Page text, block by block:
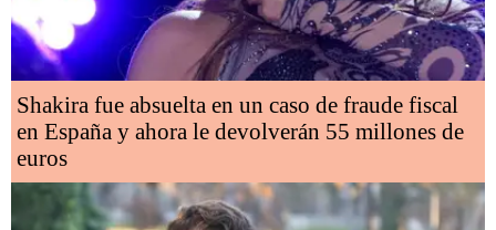
Shakira fue absuelta en un caso de fraude fiscal
en España y ahora le devolverán 55 millones de
euros